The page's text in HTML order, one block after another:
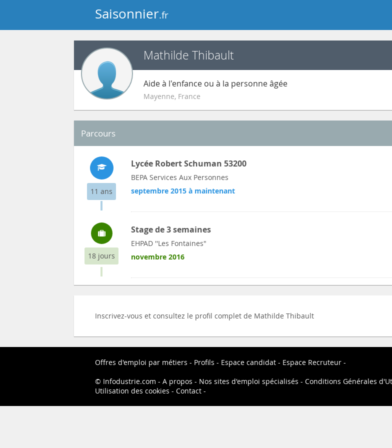
Saisonnier.fr
Mathilde Thibault
Aide à l'enfance ou à la personne âgée
Mayenne, France
Parcours
11 ans
Lycée Robert Schuman 53200
BEPA Services Aux Personnes
septembre 2015 à maintenant
18 jours
Stage de 3 semaines
EHPAD ''Les Fontaines"
novembre 2016
Inscrivez-vous et consultez le profil complet de Mathilde Thibault
Offres d'emploi par métiers Profils Espace candidat
Espace Recruteur
Infodustrie.com
A propos Nos sites d'emploi spécialisés Conditions Générales
Utilisation des cookies
Contact